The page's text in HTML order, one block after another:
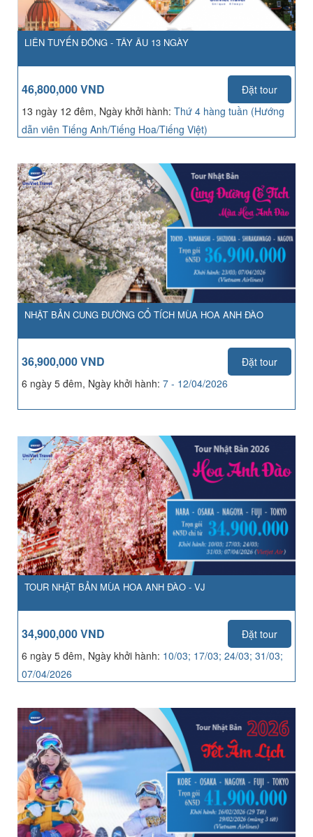
LIÊN TUYẾN ĐÔNG - TÂY ÂU 13 NGÀY
46,800,000 VND
Đặt tour
13 ngày 12 đêm, Ngày khởi hành: Thứ 4 hàng tuần (Hướng
dẫn viên Tiếng Anh/Tiếng Hoa/Tiếng Việt)
NHẬT BẢN CUNG ĐƯỜNG CỔ TÍCH MÙA HOA ANH ĐÀO
36,900,000 VND
Đặt tour
6 ngày 5 đêm, Ngày khởi hành: 7 - 12/04/2026
TOUR NHẬT BẢN MÙA HOA ANH ĐÀO - VJ
34,900,000 VND
Đặt tour
6 ngày 5 đêm, Ngày khởi hành: 10/03; 17/03; 24/03; 31/03;
07/04/2026